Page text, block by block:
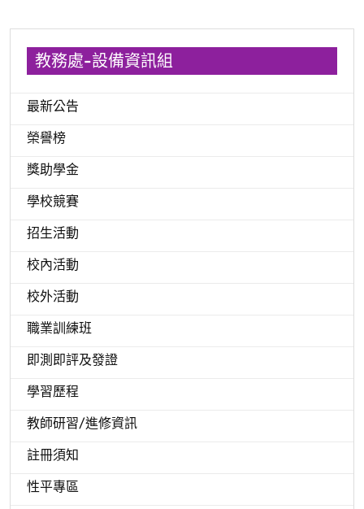
教務處-設備資訊組
最新公告
榮譽榜
獎助學金
學校競賽
招生活動
校內活動
校外活動
職業訓練班
即測即評及發證
學習歷程
教師研習/進修資訊
註冊須知
性平專區